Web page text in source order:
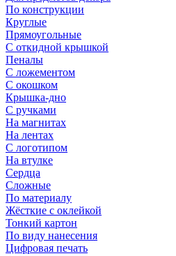
По конструкции
Круглые
Прямоугольные
С откидной крышкой
Пеналы
С ложементом
С окошком
Крышка-дно
С ручками
На магнитах
На лентах
С логотипом
На втулке
Сердца
Сложные
По материалу
Жёсткие с оклейкой
Тонкий картон
По виду нанесения
Цифровая печать